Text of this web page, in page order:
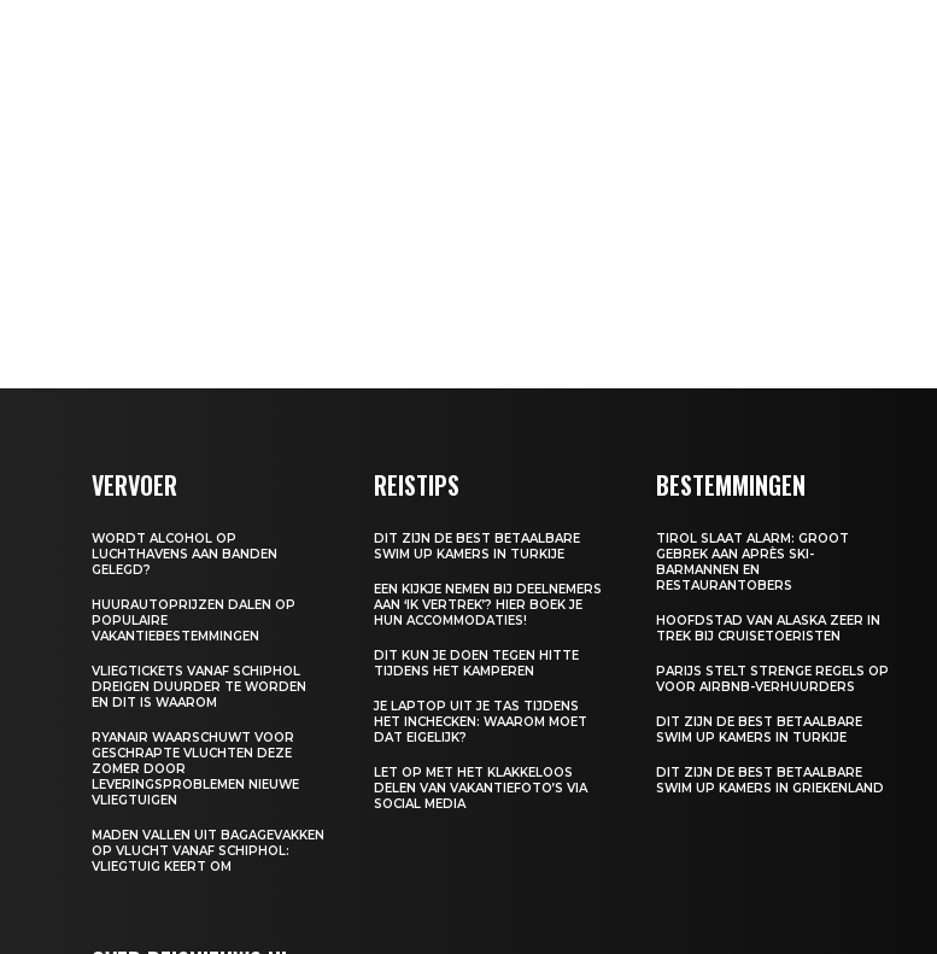
VERVOER
WORDT ALCOHOL OP
LUCHTHAVENS AAN BANDEN
GELEGD?
HUURAUTOPRIJZEN DALEN OP
POPULAIRE
VAKANTIEBESTEMMINGEN
VLIEGTICKETS VANAF SCHIPHOL
DREIGEN DUURDER TE WORDEN
EN DIT IS WAAROM
RYANAIR WAARSCHUWT VOOR
GESCHRAPTE VLUCHTEN DEZE
ZOMER DOOR
LEVERINGSPROBLEMEN NIEUWE
VLIEGTUIGEN
MADEN VALLEN UIT BAGAGEVAKKEN
OP VLUCHT VANAF SCHIPHOL:
VLIEGTUIG KEERT OM
REISTIPS
DIT ZIJN DE BEST BETAALBARE
SWIM UP KAMERS IN TURKIJE
EEN KIJKJE NEMEN BIJ DEELNEMERS
AAN ‘IK VERTREK’? HIER BOEK JE
HUN ACCOMMODATIES!
DIT KUN JE DOEN TEGEN HITTE
TIJDENS HET KAMPEREN
JE LAPTOP UIT JE TAS TIJDENS
HET INCHECKEN: WAAROM MOET
DAT EIGELIJK?
LET OP MET HET KLAKKELOOS
DELEN VAN VAKANTIEFOTO’S VIA
SOCIAL MEDIA
BESTEMMINGEN
TIROL SLAAT ALARM: GROOT
GEBREK AAN APRÈS SKI-
BARMANNEN EN
RESTAURANTOBERS
HOOFDSTAD VAN ALASKA ZEER IN
TREK BIJ CRUISETOERISTEN
PARIJS STELT STRENGE REGELS OP
VOOR AIRBNB-VERHUURDERS
DIT ZIJN DE BEST BETAALBARE
SWIM UP KAMERS IN TURKIJE
DIT ZIJN DE BEST BETAALBARE
SWIM UP KAMERS IN GRIEKENLAND